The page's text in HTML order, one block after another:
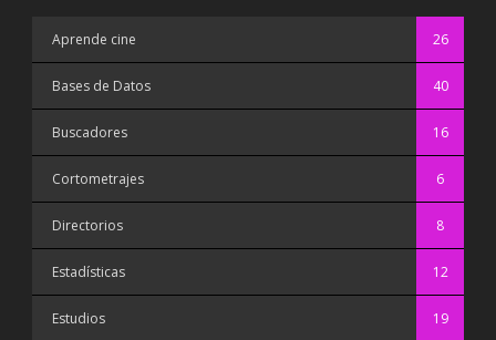
Aprende cine 26
Bases de Datos 40
Buscadores 16
Cortometrajes 6
Directorios 8
Estadísticas 12
Estudios 19